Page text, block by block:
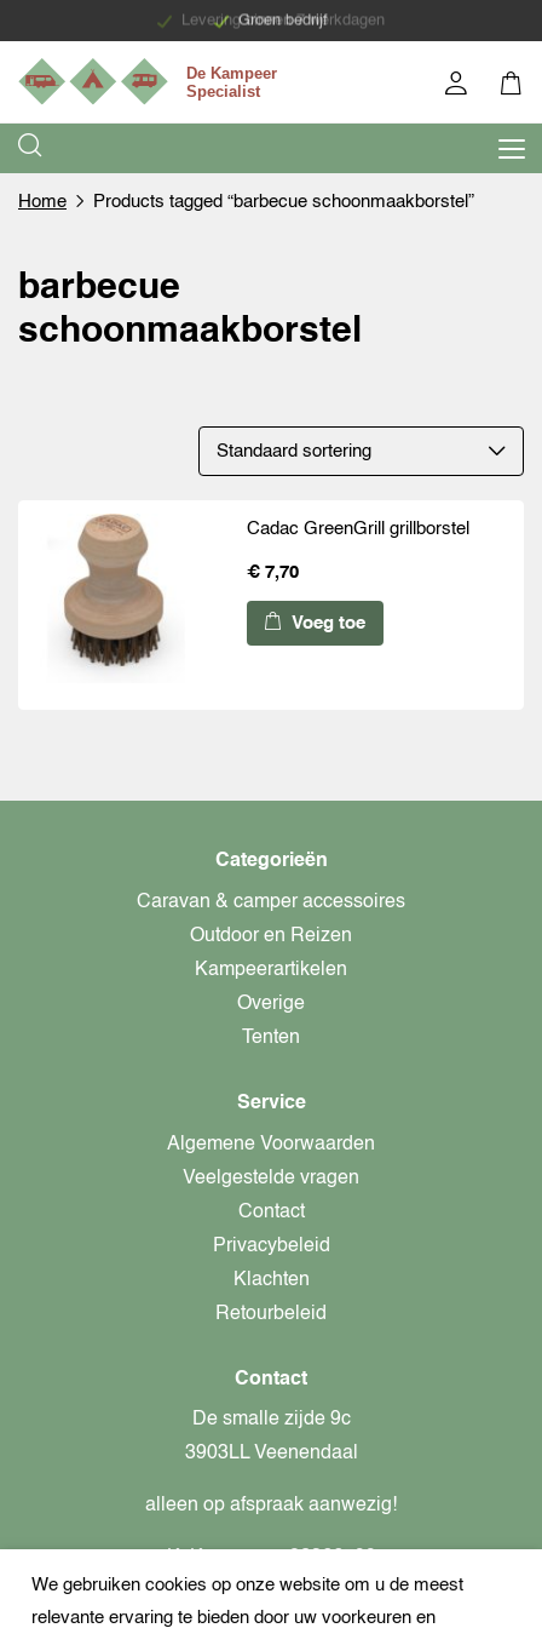
Groen bedrijf
Levering binnen 7 werkdagen
Home Products tagged “barbecue schoonmaakborstel”
barbecue
schoonmaakborstel
Cadac GreenGrill grillborstel
€ 7,70
Voeg toe
Categorieën
Caravan & camper accessoires
Outdoor en Reizen
Kampeerartikelen
Overige
Tenten
Service
Algemene Voorwaarden
Veelgestelde vragen
Contact
Privacybeleid
Klachten
Retourbeleid
Contact
De smalle zijde 9c
3903LL Veenendaal
alleen op afspraak aanwezig!
Btw-nummer: nl862437301B01
We gebruiken cookies op onze website om u de meest
relevante ervaring te bieden door uw voorkeuren en